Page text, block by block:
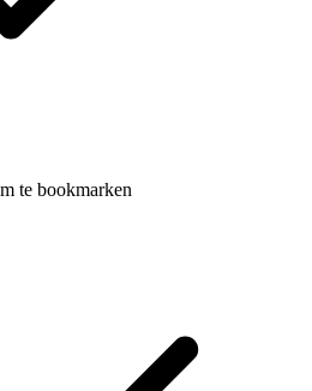
te bookmarken